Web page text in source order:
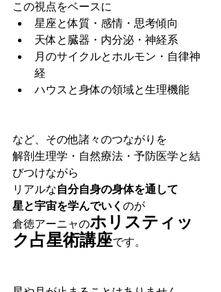
この視点をベースに
星座と体質・感情・思考傾向
天体と臓器・内分泌・神経系
月のサイクルとホルモン・自律神
経
ハウスと身体の領域と生理機能
など、その他諸々のつながりを
解剖生理学・自然療法・予防医学と結
びつけながら
リアルな自分自身の身体を通して
星と宇宙を学んでいく のが
倉徳アーニャのホリスティッ
ク占星術講座です。